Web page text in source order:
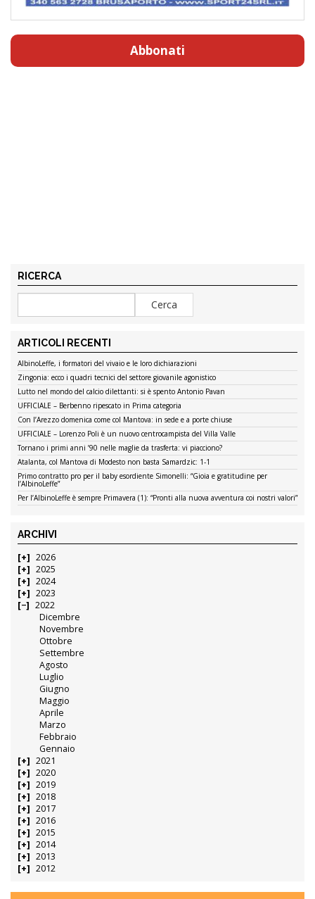
Abbonati
RICERCA
ARTICOLI RECENTI
AlbinoLeffe, i formatori del vivaio e le loro dichiarazioni
Zingonia: ecco i quadri tecnici del settore giovanile agonistico
Lutto nel mondo del calcio dilettanti: si è spento Antonio Pavan
UFFICIALE – Berbenno ripescato in Prima categoria
Con l’Arezzo domenica come col Mantova: in sede e a porte chiuse
UFFICIALE – Lorenzo Poli è un nuovo centrocampista del Villa Valle
Tornano i primi anni ’90 nelle maglie da trasferta: vi piacciono?
Atalanta, col Mantova di Modesto non basta Samardzic: 1-1
Primo contratto pro per il baby esordiente Simonelli: “Gioia e gratitudine per
l’AlbinoLeffe”
Per l’AlbinoLeffe è sempre Primavera (1): “Pronti alla nuova avventura coi nostri valori”
ARCHIVI
2026
2025
2024
2023
2022
Dicembre
Novembre
Ottobre
Settembre
Agosto
Luglio
Giugno
Maggio
Aprile
Marzo
Febbraio
Gennaio
2021
2020
2019
2018
2017
2016
2015
2014
2013
2012